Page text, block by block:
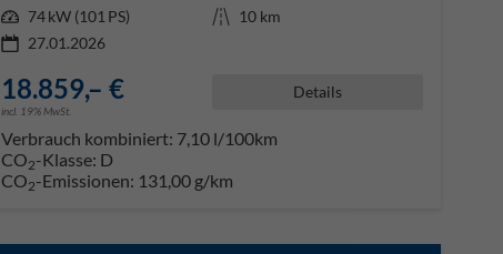
Leistung 74 kW (101 PS) Kilometerstand 10 km
27.01.2026
18.859,– €
incl. 19% MwSt.
Details
Verbrauch kombiniert: 7,10 l/100km
CO2-Klasse: D
CO2-Emissionen: 131,00 g/km